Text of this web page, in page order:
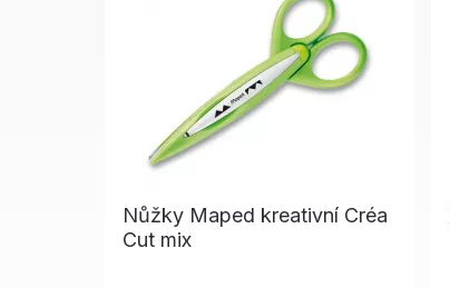
Nůžky Maped kreativní Créa
Cut mix